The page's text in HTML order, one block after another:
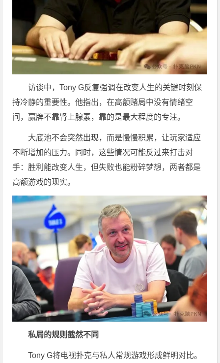
访谈中，Tony G反复强调在改变人生的关键时刻保
持冷静的重要性。他指出，在高额赌局中没有情绪空
间，赢牌不靠肾上腺素，靠的是最大程度的专注。
大底池不会突然出现，而是慢慢积累，让玩家适应
不断增加的压力。同时，这些情况可能反过来打击对
手：胜利能改变人生，但失败也能粉碎梦想，两者都是
高额游戏的现实。
私局的规则截然不同
Tony G将电视扑克与私人常规游戏形成鲜明对比。